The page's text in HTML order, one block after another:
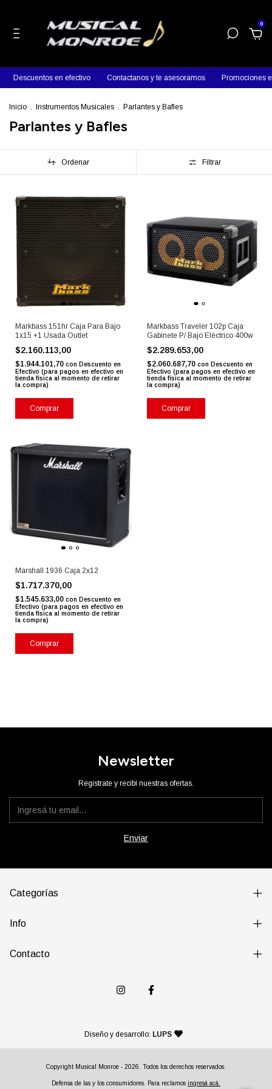
0
Descuentos en efectivo Contactanos y te asesoramos Promociones
Inicio . Instrumentos Musicales . Parlantes y Bafles
Parlantes y Bafles
Ordenar Filtrar
Markbass 151hr Caja Para Bajo
1x15 +1 Usada Outlet
$2.160.113,00
$1.944.101,70 con Descuento en
Efectivo (para pagos en efectivo en
tienda física al momento de retirar
la compra)
Comprar
Markbass Traveler 102p Caja
Gabinete P/ Bajo Eléctrico 400w
$2.289.653,00
$2.060.687,70 con Descuento en
Efectivo (para pagos en efectivo en
tienda física al momento de retirar
la compra)
Comprar
Marshall 1936 Caja 2x12
$1.717.370,00
$1.545.633,00 con Descuento en
Efectivo (para pagos en efectivo en
tienda física al momento de retirar
la compra)
Comprar
Newsletter
Registrate y recibí nuestras ofertas.
Categorías
Info
Contacto
Diseño y desarrollo: LUPS — agencia de diseño y
Copyright Musical Monroe - 2026. Todos los derechos reservados.
Defensa de las y los consumidores. Para reclamos ingresá acá.